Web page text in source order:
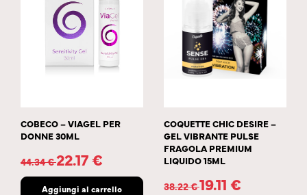
COBECO – VIAGEL PER
DONNE 30ML
44.34€22.17€
Aggiungi al carrello
COQUETTE CHIC DESIRE –
GEL VIBRANTE PULSE
FRAGOLA PREMIUM
LIQUIDO 15ML
38.22€19.11 €